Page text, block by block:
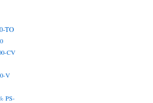
TO
CV
V
PS-